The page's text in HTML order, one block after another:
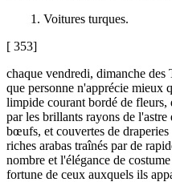
1. Voitures turques.
[ 353]
chaque vendredi, dimanche
que personne n'apprécie mieux
limpide courant bordé de fleurs,
par les brillants rayons de
bœufs, et couvertes de
riches arabas traînés par de
nombre et l'élégance de
fortune de ceux auxquels ils